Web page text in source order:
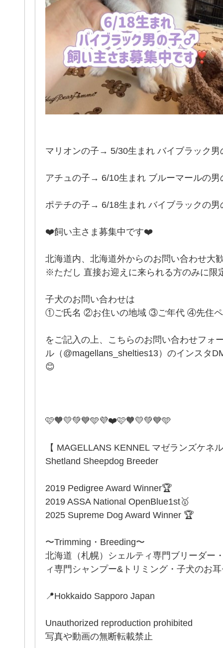
マリオンの子→ 5/30生まれ バイブラック男
アチュの子→ 6/10生まれ ブルーマールの男
ポテチの子→ 6/18生まれ バイブラックの男
❤️飼い主さま募集中です❤️
北海道内、北海道外からのお問い合わせ大
※ただし 直接お迎えに来られる方のみに限
子犬のお問い合わせは
①ご氏名 ②お住いの地域 ③ご年代 ④先住ペ
をご記入の上、こちらのお問い合わせフォ
ル（@magellans_shelties13）のインスタ
😊
️🩷🧡💛💚💙🩵💜❤️🩷🧡💛💚💙🩵
【 MAGELLANS KENNEL マゼランズケネ
Shetland Sheepdog Breeder
2019 Pedigree Award Winner🏆
2019 ASSA National OpenBlue1st🥇
2025 Supreme Dog Award Winner 🏆
〜Trimming・Breeding〜
北海道（札幌）シェルティ専門ブリーダー
ィ専門シャンプー&トリミング・子犬のお
📍Hokkaido Sapporo Japan
Unauthorized reproduction prohibited
写真や動画の無断転載禁止